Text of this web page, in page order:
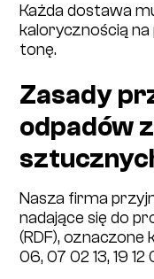
Każda dostawa
kalorycznością
tonę.
Zasady
odpadów
Nasza firma
nadające się do
(RDF), oznaczone
06, 07 02 13, 19 12